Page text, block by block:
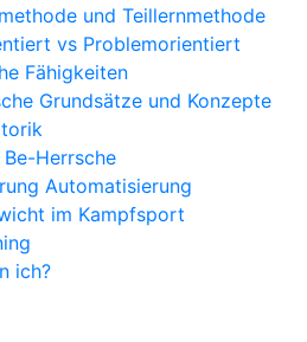
und Teillernmethode
vs Problemorientiert
Fähigkeiten
Grundsätze und Konzepte
Herrsche
Automatisierung
im Kampfsport
ich?